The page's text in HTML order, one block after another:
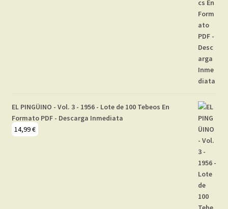
EL PINGÜINO - Vol. 3 - 1956 - Lote de 100 Tebeos En
Formato PDF - Descarga Inmediata
14,99€